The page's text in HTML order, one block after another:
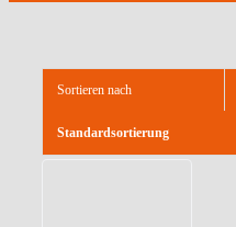
Sortieren nach
Standardsortierung